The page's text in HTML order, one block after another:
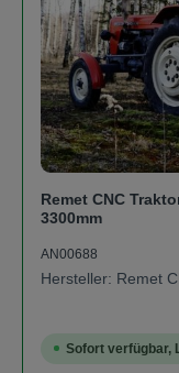
Remet CNC
3300mm
AN00688
Hersteller: Remet
Sofort verfügbar,